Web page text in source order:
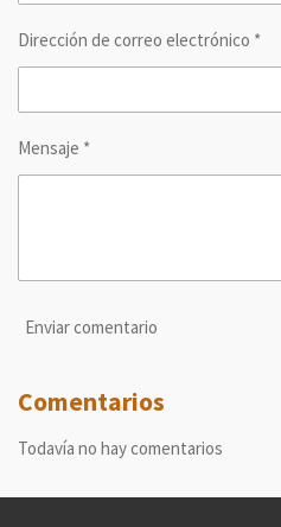
Dirección de correo electrónico *
Mensaje *
Enviar comentario
Comentarios
Todavía no hay comentarios